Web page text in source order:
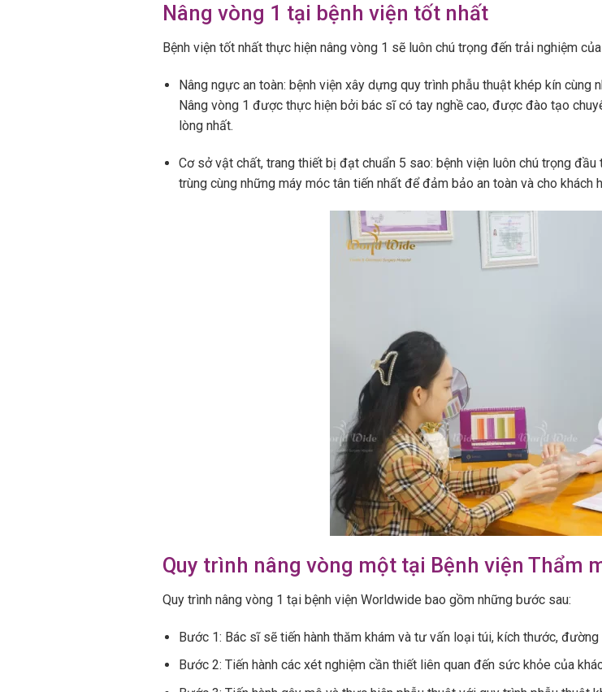
Nâng vòng 1 tại bệnh viện tốt nhất
Bệnh viện tốt nhất thực hiện nâng vòng 1 sẽ luôn chú trọng đến trải nghiệm
Nâng ngực an toàn: bệnh viện xây dựng quy trình phẫu thuật khép kín cùng
Nâng vòng 1 được thực hiện bởi bác sĩ có tay nghề cao, được đào tạo
lòng nhất.
Cơ sở vật chất, trang thiết bị đạt chuẩn 5 sao: bệnh viện luôn chú trọng
trùng cùng những máy móc tân tiến nhất để đảm bảo an toàn và cho khách
Quy trình nâng vòng một tại Bệnh viện Thẩm
Quy trình nâng vòng 1 tại bệnh viện Worldwide bao gồm những bước sau:
Bước 1: Bác sĩ sẽ tiến hành thăm khám và tư vấn loại túi, kích thước,
Bước 2: Tiến hành các xét nghiệm cần thiết liên quan đến sức khỏe của